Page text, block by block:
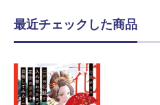
最近チェックした商品